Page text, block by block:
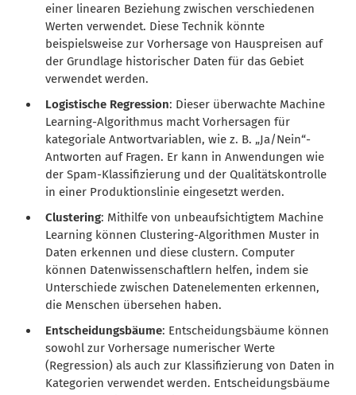
einer linearen Beziehung zwischen verschiedenen
Werten verwendet. Diese Technik könnte
beispielsweise zur Vorhersage von Hauspreisen auf
der Grundlage historischer Daten für das Gebiet
verwendet werden.
Logistische Regression: Dieser überwachte Machine
Learning-Algorithmus macht Vorhersagen für
kategoriale Antwortvariablen, wie z. B. „Ja/Nein“-
Antworten auf Fragen. Er kann in Anwendungen wie
der Spam-Klassifizierung und der Qualitätskontrolle
in einer Produktionslinie eingesetzt werden.
Clustering: Mithilfe von unbeaufsichtigtem Machine
Learning können Clustering-Algorithmen Muster in
Daten erkennen und diese clustern. Computer
können Datenwissenschaftlern helfen, indem sie
Unterschiede zwischen Datenelementen erkennen,
die Menschen übersehen haben.
Entscheidungsbäume: Entscheidungsbäume können
sowohl zur Vorhersage numerischer Werte
(Regression) als auch zur Klassifizierung von Daten in
Kategorien verwendet werden. Entscheidungsbäume